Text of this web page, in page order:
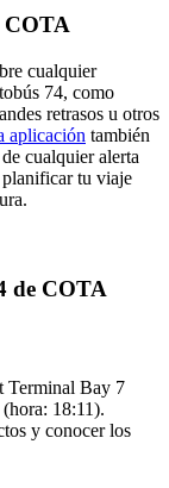
COTA
cualquier
74, como
retrasos u otros
aplicación también
cualquier alerta
tu viaje
de COTA
Terminal Bay 7
18:11).
y conocer los